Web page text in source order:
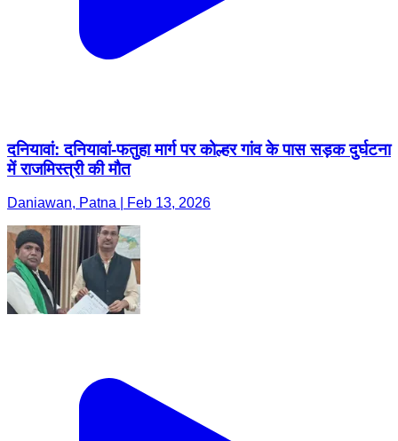
दनियावां: दनियावां-फतुहा मार्ग पर कोल्हर गांव के पास सड़क दुर्घटना
में राजमिस्त्री की मौत
Daniawan, Patna | Feb 13, 2026